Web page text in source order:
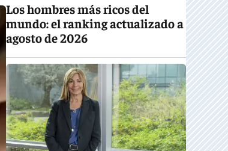
Los hombres más ricos del
mundo: el ranking actualizado a
agosto de 2026